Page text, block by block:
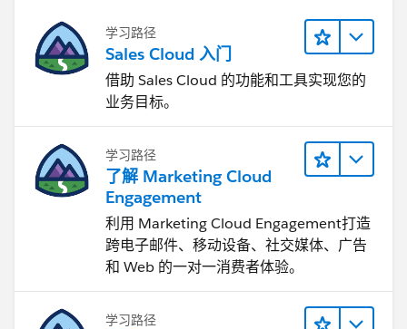
学习路径
Sales Cloud 入门
借助 Sales Cloud 的功能和工具实现您的
业务目标。
学习路径
了解 Marketing Cloud
Engagement
利用 Marketing Cloud Engagement​打造
跨电子邮件、移动设备、社交媒体、广告
和 Web 的一对一消费者体验。
学习路径